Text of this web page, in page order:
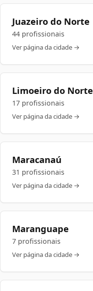
Juazeiro do Norte
44 profissionais
Ver página da cidade →
Limoeiro do Norte
17 profissionais
Ver página da cidade →
Maracanaú
31 profissionais
Ver página da cidade →
Maranguape
7 profissionais
Ver página da cidade →